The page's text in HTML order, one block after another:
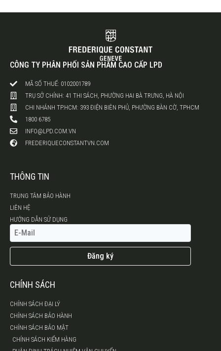
CÔNG TY PHÂN PHỐI SẢN PHẨM CAO CẤP LPD
MÃ SỐ THUẾ: 0102001789
TRỤ SỞ CHÍNH: 41 THI SÁCH, PHƯỜNG HAI BÀ TRƯNG, HÀ NỘI
CHI NHÁNH TP.HCM: 393 ĐIỆN BIÊN PHỦ, PHƯỜNG BÀN CỜ, TPHCM
1800 6785
INFO@LPD.COM.VN
FREDERIQUECONSTANTVN.COM
THÔNG TIN
TRUNG TÂM BẢO HÀNH
LIÊN HỆ
HƯỚNG DẪN SỬ DỤNG
Đăng ký
CHÍNH SÁCH
CHÍNH SÁCH ĐẠI LÝ
CHÍNH SÁCH BẢO HÀNH
CHÍNH SÁCH BẢO MẬT
CHÍNH SÁCH KIỂM HÀNG